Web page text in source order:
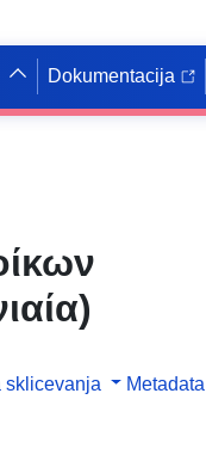
Dokumentacija
sklicevanja Metadata